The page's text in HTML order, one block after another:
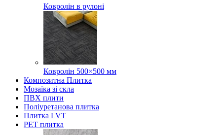
Ковролін в рулоні
Ковролін 500×500 мм
Композитна Плитка
Мозаїка зі скла
ПВХ плити
Поліуретанова плитка
Плитка LVT
РЕТ плитка